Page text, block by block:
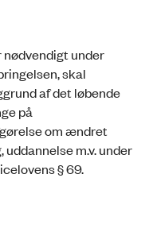
nødvendigt under
skal
af det løbende
på
om ændret
m.v. under
§ 69.